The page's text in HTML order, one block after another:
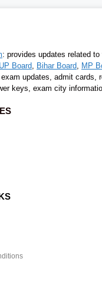
: provides updates related to
UP Board, Bihar Board, MP
updates, admit cards,
keys, exam city